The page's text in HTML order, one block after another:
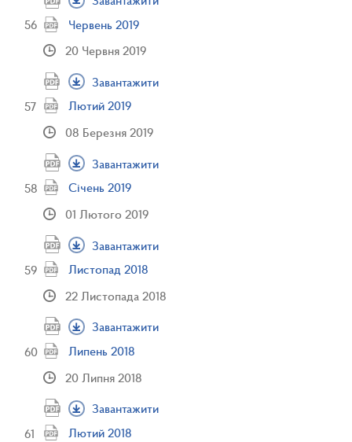
Червень 2019
20 Червня 2019
Завантажити
Лютий 2019
08 Березня 2019
Завантажити
Січень 2019
01 Лютого 2019
Завантажити
Листопад 2018
22 Листопада 2018
Завантажити
Липень 2018
20 Липня 2018
Завантажити
Лютий 2018